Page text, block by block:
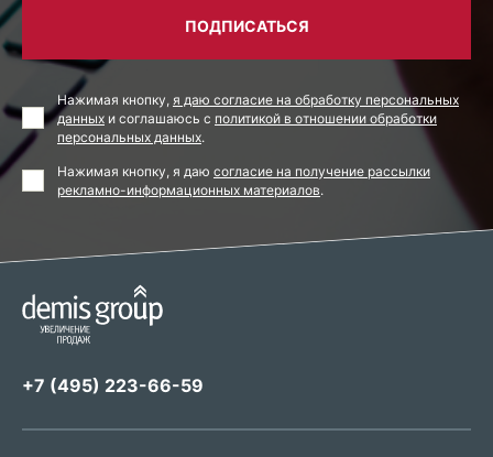
ПОДПИСАТЬСЯ
Нажимая кнопку, я даю согласие на обработку персональных
данных и соглашаюсь с политикой в отношении обработки
персональных данных.
Нажимая кнопку, я даю согласие на получение рассылки
рекламно-информационных материалов.
+7 (495) 223-66-59